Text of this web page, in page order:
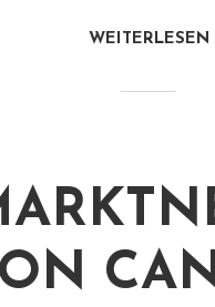
WEITERLESEN